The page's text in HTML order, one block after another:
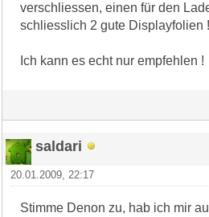
verschliessen, einen für den
schliesslich 2 gute Displayfolien !
Ich kann es echt nur empfehlen !
saldari
20.01.2009, 22:17
Stimme Denon zu, hab ich mir